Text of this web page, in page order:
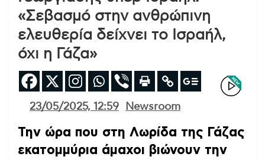
«Σεβασμό στην ανθρώπινη
ελευθερία δείχνει το Ισραήλ,
όχι η Γάζα»
23/05/2025, 12:59 Newsroom
Την ώρα που στη Λωρίδα της Γάζας
εκατομμύρια άμαχοι βιώνουν την